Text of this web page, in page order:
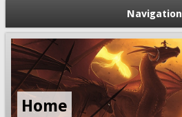
Navigation
Home